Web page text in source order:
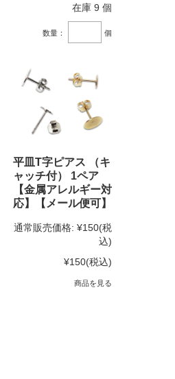
在庫 9 個
数量： 個
平皿T字ピアス （キ
ャッチ付） 1ペア
【金属アレルギー対
応】【メール便可】
通常販売価格: ¥150(税
込)
¥150(税込)
商品を見る